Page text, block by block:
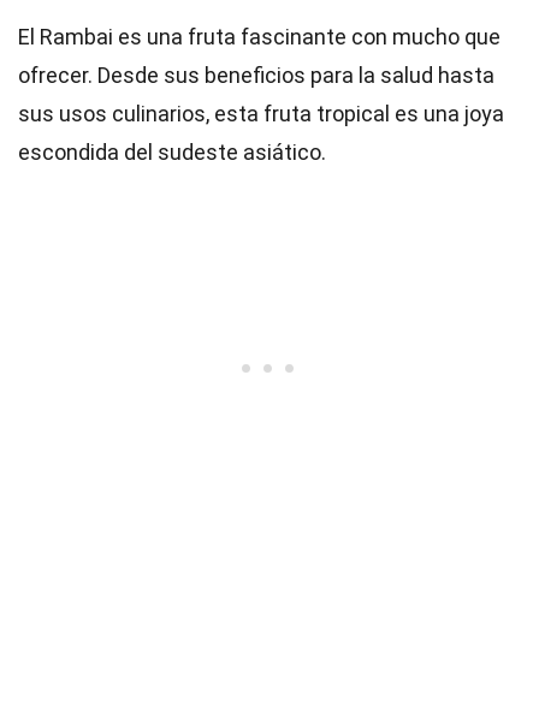
El Rambai es una fruta fascinante con mucho que
ofrecer. Desde sus beneficios para la salud hasta
sus usos culinarios, esta fruta tropical es una joya
escondida del sudeste asiático.